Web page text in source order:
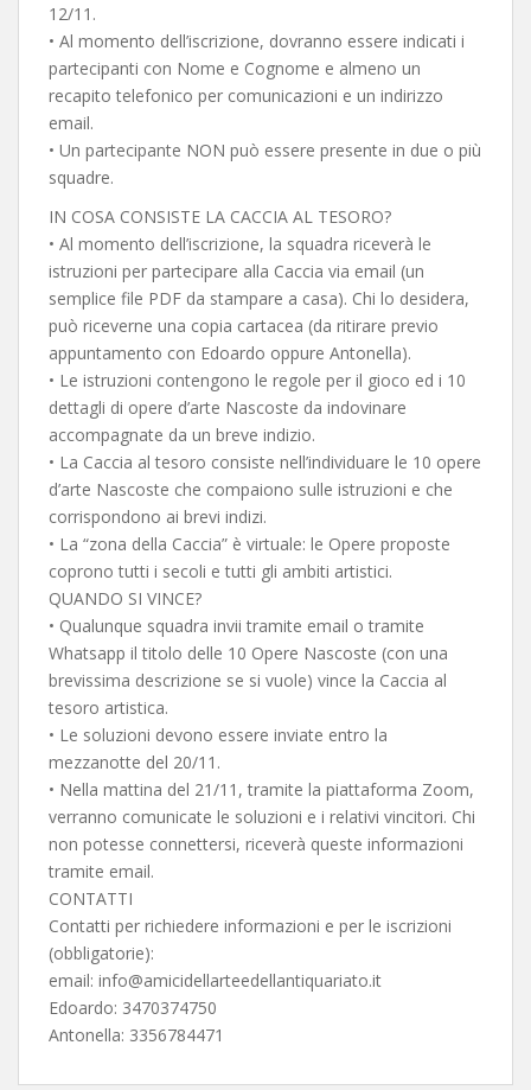
12/11.
• Al momento dell’iscrizione, dovranno essere indicati i
partecipanti con Nome e Cognome e almeno un
recapito telefonico per comunicazioni e un indirizzo
email.
• Un partecipante NON può essere presente in due o più
squadre.
IN COSA CONSISTE LA CACCIA AL TESORO?
• Al momento dell’iscrizione, la squadra riceverà le
istruzioni per partecipare alla Caccia via email (un
semplice file PDF da stampare a casa). Chi lo desidera,
può riceverne una copia cartacea (da ritirare previo
appuntamento con Edoardo oppure Antonella).
• Le istruzioni contengono le regole per il gioco ed i 10
dettagli di opere d’arte Nascoste da indovinare
accompagnate da un breve indizio.
• La Caccia al tesoro consiste nell’individuare le 10 opere
d’arte Nascoste che compaiono sulle istruzioni e che
corrispondono ai brevi indizi.
• La “zona della Caccia” è virtuale: le Opere proposte
coprono tutti i secoli e tutti gli ambiti artistici.
QUANDO SI VINCE?
• Qualunque squadra invii tramite email o tramite
Whatsapp il titolo delle 10 Opere Nascoste (con una
brevissima descrizione se si vuole) vince la Caccia al
tesoro artistica.
• Le soluzioni devono essere inviate entro la
mezzanotte del 20/11.
• Nella mattina del 21/11, tramite la piattaforma Zoom,
verranno comunicate le soluzioni e i relativi vincitori. Chi
non potesse connettersi, riceverà queste informazioni
tramite email.
CONTATTI
Contatti per richiedere informazioni e per le iscrizioni
(obbligatorie):
email: info@amicidellarteedellantiquariato.it
Edoardo: 3470374750
Antonella: 3356784471